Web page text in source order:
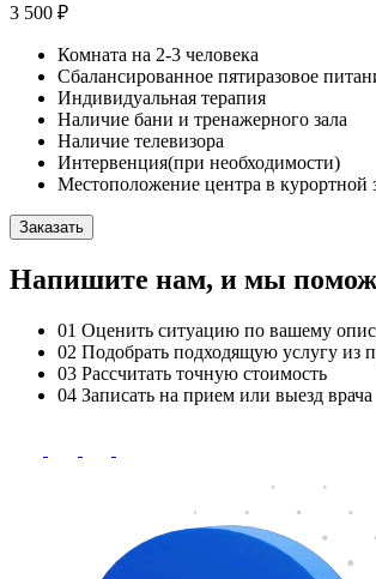
3 500 ₽
Комната на 2-3 человека
Сбалансированное пятиразовое
Индивидуальная терапия
Наличие бани и тренажерного зала
Наличие телевизора
Интервенция(при необходимости)
Местоположение центра в курортной
Заказать
Напишите нам, и мы
01 Оценить ситуацию по вашему
02 Подобрать подходящую услугу из
03 Рассчитать точную стоимость
04 Записать на прием или выезд врача